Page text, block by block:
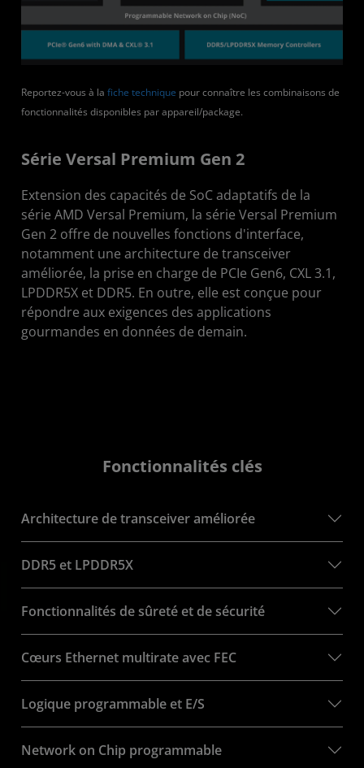
Série Versal Premium Gen 2
Extension des capacités de SoC adaptatifs de la
série AMD Versal Premium, la série Versal Premium
Gen 2 offre de nouvelles fonctions d'interface,
notamment une architecture de transceiver
améliorée, la prise en charge de PCIe Gen6, CXL 3.1,
LPDDR5X et DDR5. En outre, elle est conçue pour
répondre aux exigences des applications
gourmandes en données de demain.
Reportez-vous à la fiche technique pour connaître les combinaisons de
fonctionnalités disponibles par appareil/package.
Fonctionnalités clés
Architecture de transceiver améliorée
DDR5 et LPDDR5X
Fonctionnalités de sûreté et de sécurité
Cœurs Ethernet multirate avec FEC
Logique programmable et E/S
Network on Chip programmable